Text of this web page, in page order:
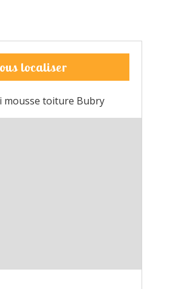
localiser
mousse toiture Bubry